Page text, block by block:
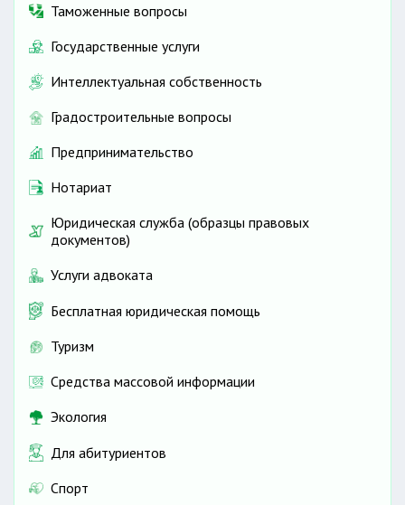
Таможенные вопросы
Государственные услуги
Интеллектуальная собственность
Градостроительные вопросы
Предпринимательство
Нотариат
Юридическая служба (образцы правовых
документов)
Услуги адвоката
Бесплатная юридическая помощь
Туризм
Средства массовой информации
Экология
Для абитуриентов
Спорт